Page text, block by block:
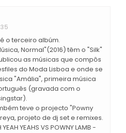
o terceiro albúm.
Normal"(2016) têm o "Silk"
as músicas que compôs
do Moda Lisboa e onde se
"Amália", primeira música
(gravada com o
teve o projecto "Powny
projeto de dj set e remixes.
YEAHS VS POWNY LAMB -